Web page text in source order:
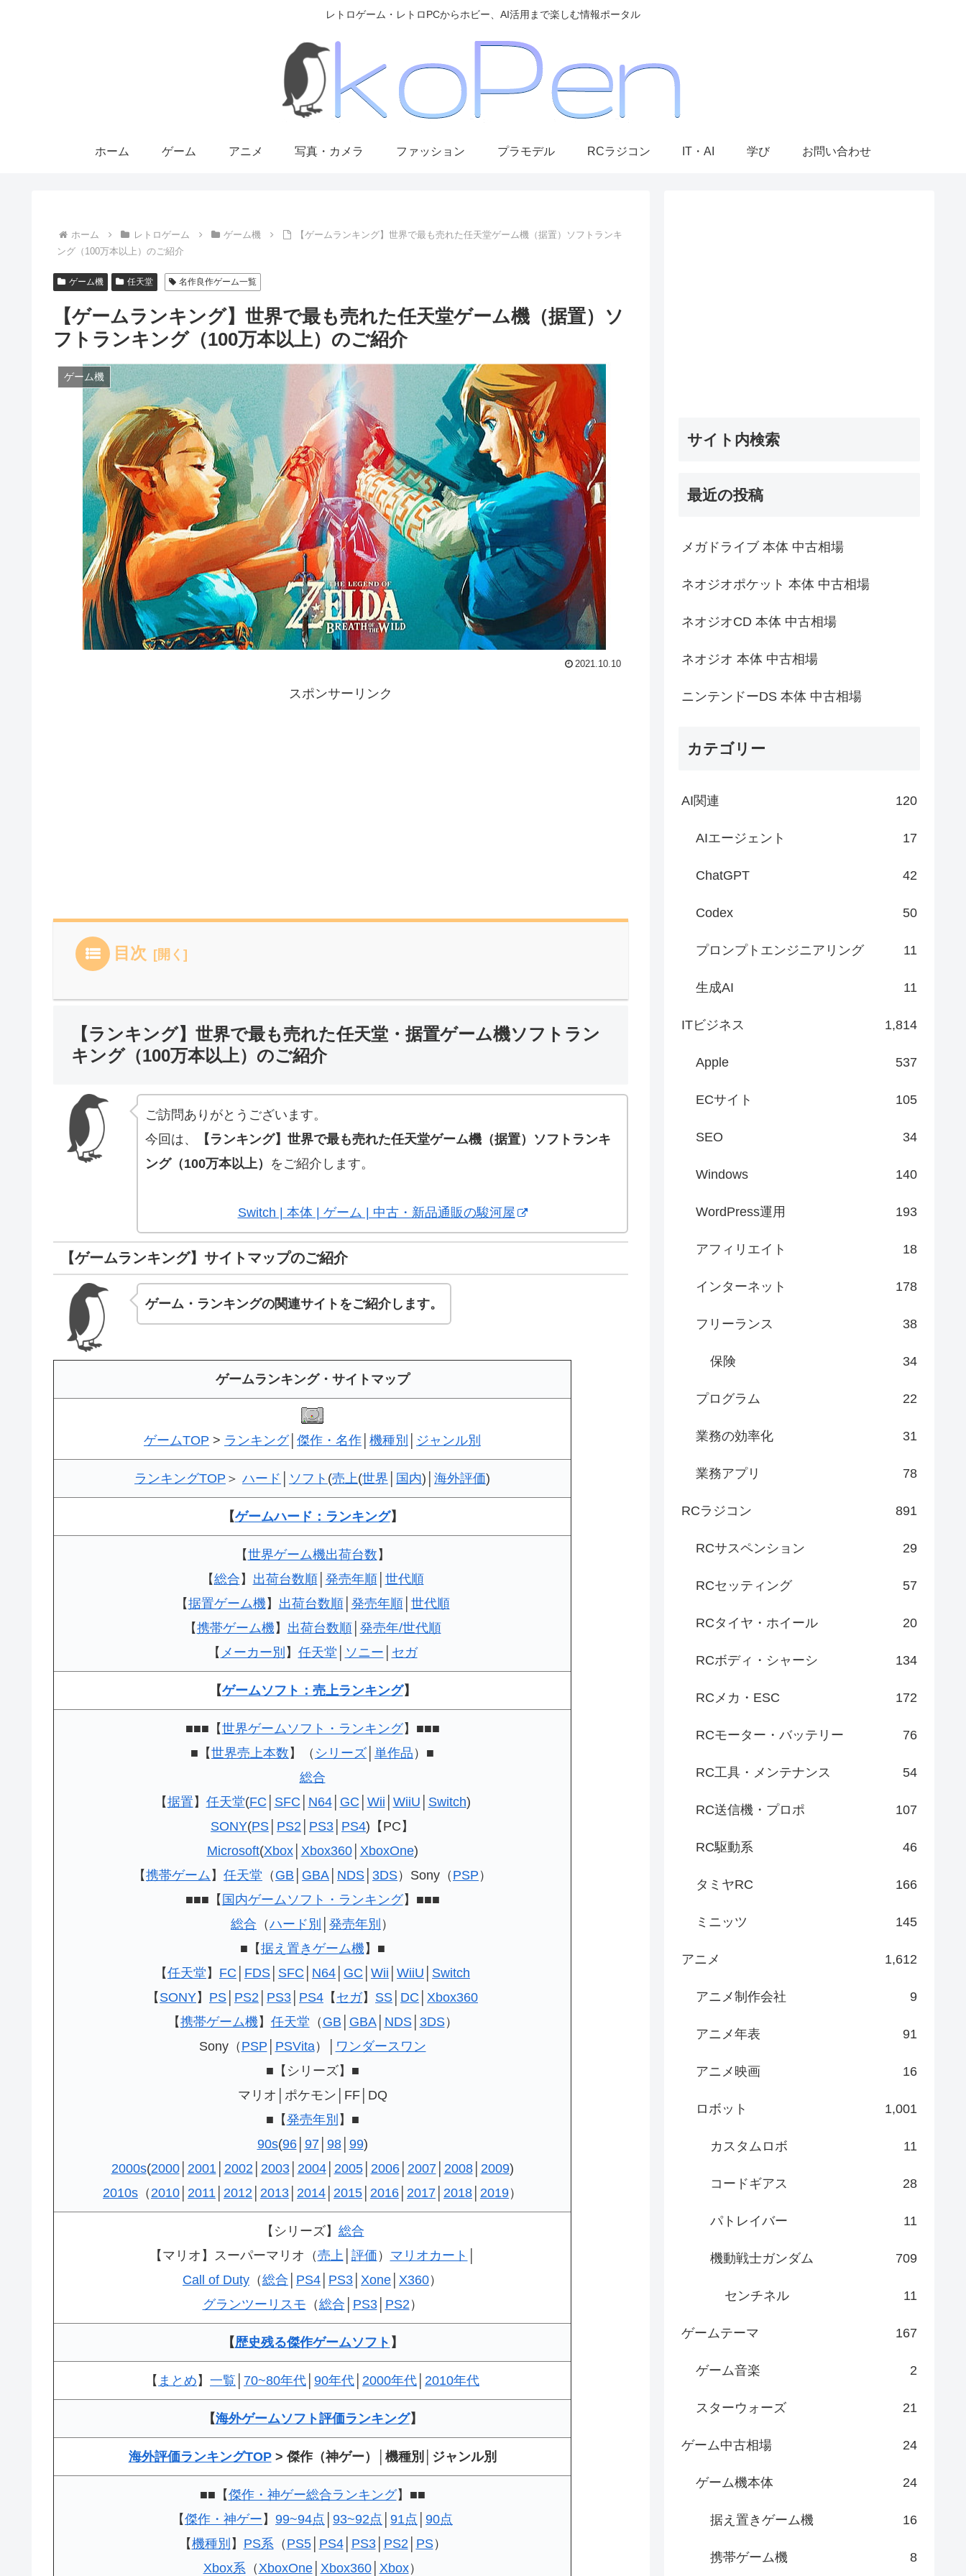
レトロゲーム・レトロPCからホビー、AI活用まで楽しむ情報ポータル
ホーム ゲーム アニメ 写真・カメラ ファッション プラモデル RCラジコン IT・AI 学び お問い合わせ
ホーム レトロゲーム ゲーム機
【ゲームランキング】世界で最も売れた任天堂ゲーム機（据置）ソフトランキ
ング（100万本以上）のご紹介
ゲーム機 任天堂 名作良作ゲーム一覧
【ゲームランキング】世界で最も売れた任天堂ゲーム機（据置）ソ
フトランキング（100万本以上）のご紹介
ゲーム機
2021.10.10
スポンサーリンク
目次
【ランキング】世界で最も売れた任天堂・据置ゲーム機ソフトラン
キング（100万本以上）のご紹介
ご訪問ありがとうございます。
今回は、
【ランキング】世界で最も売れた任天堂ゲーム機（据置）ソフトランキ
ング（100万本以上） をご紹介します。
Switch | 本体 | ゲーム | 中古・新品通販の駿河屋
【ゲームランキング】サイトマップのご紹介
ゲーム・ランキングの関連サイトをご紹介します。
ゲームランキング・サイトマップ
ゲームTOP > ランキング│ 傑作・名作 機種別 ジャンル別
ランキングTOP ＞ ハード ソフト (売上(世界 国内)│ 海外評価)
【ゲームハード：ランキング】
【世界ゲーム機出荷台数 】
【総合 】 出荷台数順│ 発売年順│ 世代順
【据置ゲーム機 】 出荷台数順│ 発売年順│ 世代順
【携帯ゲーム機 】 出荷台数順│ 発売年/世代順
【 メーカー別 】 任天堂 ソニー セガ
【ゲームソフト：売上ランキング】
■■■【世界ゲームソフト・ランキング】■■■
■【世界売上本数 】（ シリーズ 単作品 ）■
総合
【据置 】 任天堂(FC SFC N64│ GC Wii WiiU Switch)
SONY(PS PS2 PS3 PS4)【PC】
Microsoft(Xbox│ Xbox360│ XboxOne)
【携帯ゲーム 】 任天堂 （ GB GBA NDS 3DS）Sony（ PSP ）
■■■【 国内ゲームソフト・ランキング】■■■
総合 （ハード別 発売年別 ）
■【据え置きゲーム機 】■
【任天堂 】 FC FDS SFC N64 GC Wii WiiU
Switch
【 SONY】 PS PS2 PS3 PS4 【 セガ】 SS DC
Xbox360
【携帯ゲーム機 】 任天堂 （ GB GBA│ NDS│ 3DS）
Sony（ PSP PSVita）│
ワンダースワン
■【シリーズ】■
マリオ│ポケモン│FF│DQ
■【発売年別 】■
90s(96│ 97│ 98│ 99)
2000s(2000│ 2001 2002 2003│ 2004│ 2005│ 2006│ 2007│ 2008│ 2009)
2010s （ 2010 2011 2012 2013 2014 2015 2016 2017 2018 2019）
【シリーズ】 総合
【マリオ】スーパーマリオ（売上 評価 ） マリオカート
Call of Duty （総合 PS4 PS3 Xone X360）
グランツーリスモ （総合 PS3│ PS2 ）
【歴史残る傑作ゲームソフト 】
【 まとめ 】 一覧 70~80年代 90年代 2000年代 2010年代
【海外ゲームソフト評価ランキング】
海外評価ランキングTOP> 傑作（神ゲー）│機種別│ジャンル別
■■【傑作・神ゲー総合ランキング】■■
【傑作・神ゲー 】 99~94点 93~92点 91点 90点
【機種別 】 PS系 （ PS5│ PS4│ PS3│ PS2 PS）
Xbox系 （ XboxOne│ Xbox360│ Xbox）
サイト内検索
最近の投稿
メガドライブ 本体 中古相場
ネオジオポケット 本体 中古相場
ネオジオCD 本体 中古相場
ネオジオ 本体 中古相場
ニンテンドーDS 本体 中古相場
カテゴリー
AI関連 120
AIエージェント 17
ChatGPT 42
Codex 50
プロンプトエンジニアリング 11
生成AI 11
ITビジネス 1,814
Apple 537
ECサイト 105
SEO 34
Windows 140
WordPress運用 193
アフィリエイト 18
インターネット 178
フリーランス 38
保険 34
プログラム 22
業務の効率化 31
業務アプリ 78
RCラジコン 891
RCサスペンション 29
RCセッティング 57
RCタイヤ・ホイール 20
RCボディ・シャーシ 134
RCメカ・ESC 172
RCモーター・バッテリー 76
RC工具・メンテナンス 54
RC送信機・プロポ 107
RC駆動系 46
タミヤRC 166
ミニッツ 145
アニメ 1,612
アニメ制作会社 9
アニメ年表 91
アニメ映画 16
ロボット 1,001
カスタムロボ 11
コードギアス 28
パトレイバー 11
機動戦士ガンダム 709
センチネル 11
ゲームテーマ 167
ゲーム音楽 2
スターウォーズ 21
ゲーム中古相場 24
ゲーム機本体 24
据え置きゲーム機 16
携帯ゲーム機 8